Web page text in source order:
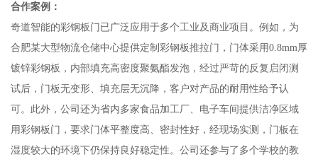
合作案例：
奇道智能的彩钢板门已广泛应用于多个工业及商业项目。例如，为
合肥某大型物流仓储中心提供定制彩钢板推拉门，门体采用0.8mm厚
镀锌彩钢板，内部填充高密度聚氨酯发泡，经过严苛的反复启闭测
试后，门板无变形、填充层无沉降，客户对产品的耐用性给予认
可。此外，公司还为省内多家食品加工厂、电子车间提供洁净区域
用彩钢板门，要求门体平整度高、密封性好，经现场实测，门板在
湿度较大的环境下仍保持良好稳定性。公司还参与了多个学校的教